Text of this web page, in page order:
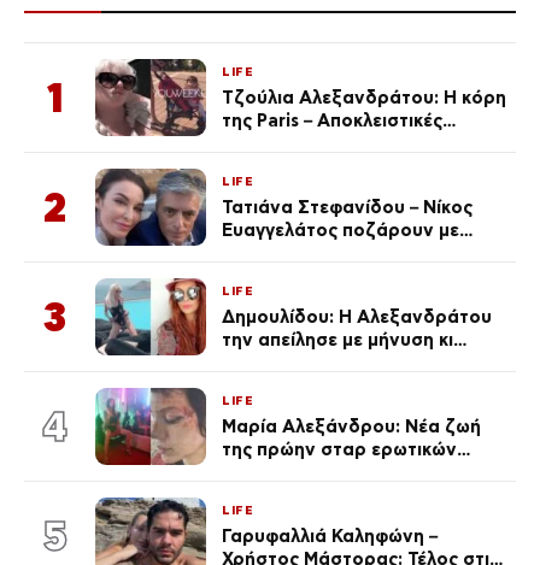
1
LIFE
Τζούλια Αλεξανδράτου: Η κόρη
της Paris – Αποκλειστικές
2
LIFE
Τατιάνα Στεφανίδου – Νίκος
Ευαγγελάτος ποζάρουν με
3
LIFE
Δημουλίδου: Η Αλεξανδράτου
την απείλησε με μήνυση κι
ποια είσαι σοκαρίστικα»
4
LIFE
Μαρία Αλεξάνδρου: Νέα ζωή
της πρώην σταρ ερωτικών
(Φωτογραφίες)
5
LIFE
Γαρυφαλλιά Καληφώνη –
Χρήστος Μάστορας: Τέλος στις